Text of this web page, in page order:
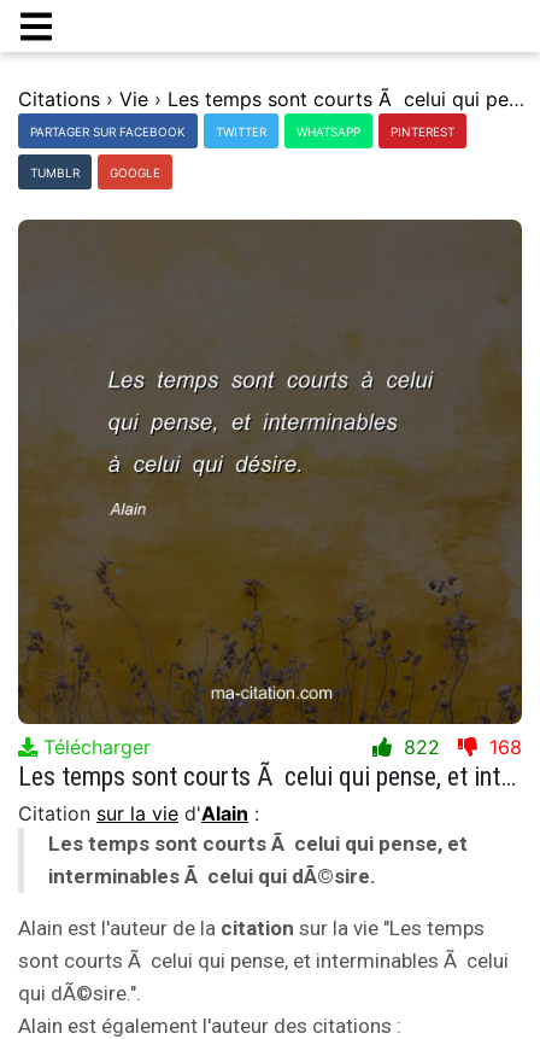
Citations › Vie › Les temps sont courts Ã celui qui pense, et interminables Ã celui qui dÃ©sire.
PARTAGER SUR FACEBOOK TWITTER WHATSAPP PINTEREST
TUMBLR GOOGLE
Télécharger 822 168
Les temps sont courts Ã celui qui pense, et interminables Ã celui qui dÃ©sire.
Citation sur la vie d'Alain :
Les temps sont courts Ã celui qui pense, et
interminables Ã celui qui dÃ©sire.
Alain est l'auteur de la citation sur la vie "Les temps
sont courts Ã celui qui pense, et interminables Ã celui
qui dÃ©sire.".
Alain est également l'auteur des citations :